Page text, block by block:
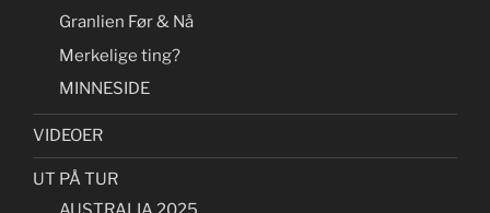
Granlien Før & Nå
Merkelige ting?
MINNESIDE
VIDEOER
UT PÅ TUR